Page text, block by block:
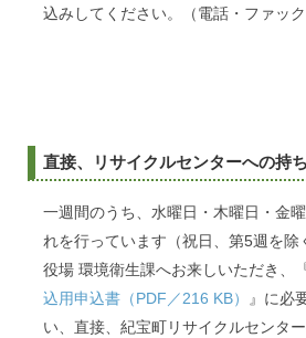
込みしてください。（電話・ファッ
直接、リサイクルセンターへの持
一週間のうち、水曜日・木曜日・金
れを行っています（祝日、第5週を除
役場 環境衛生課へお来しいただき、
込用申込書（PDF／216 KB）
』に必
い、直接、紀宝町リサイクルセンタ